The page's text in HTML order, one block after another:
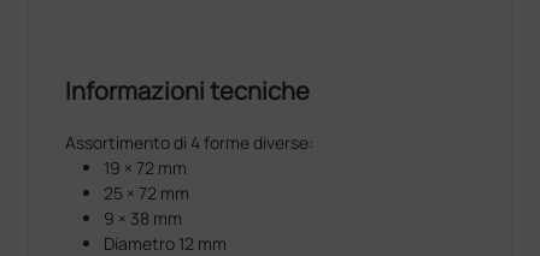
Informazioni tecniche
Assortimento di 4 forme diverse:
19 × 72 mm
25 × 72 mm
9 × 38 mm
Diametro 12 mm